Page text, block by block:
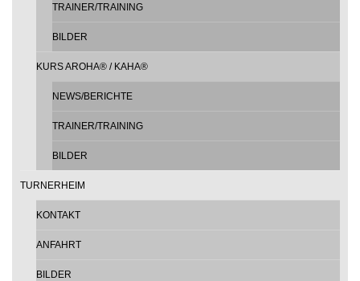
TRAINER/TRAINING
BILDER
KURS AROHA® / KAHA®
NEWS/BERICHTE
TRAINER/TRAINING
BILDER
TURNERHEIM
KONTAKT
ANFAHRT
BILDER